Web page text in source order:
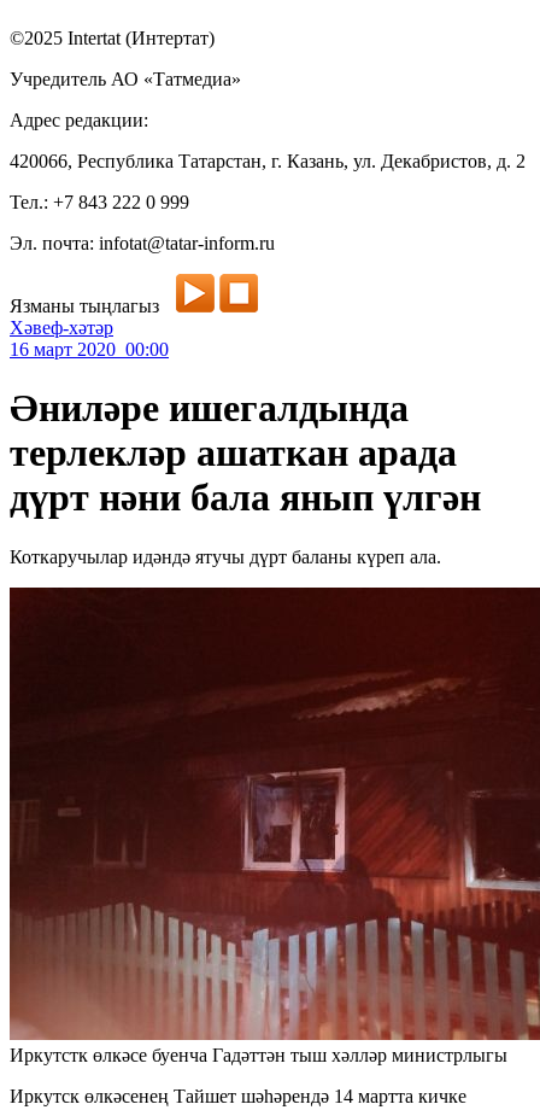
©2025 Intertat (Интертат)
Учредитель АО «Татмедиа»
Адрес редакции:
420066, Республика Татарстан, г. Казань, ул. Декабристов, д. 2
Тел.: +7 843 222 0 999
Эл. почта: infotat@tatar-inform.ru
Язманы тыңлагыз
Хәвеф-хәтәр
16 март 2020 00:00
Әниләре ишегалдында
терлекләр ашаткан арада
дүрт нәни бала янып үлгән
Коткаручылар идәндә ятучы дүрт баланы күреп ала.
Иркутстк өлкәсе буенча Гадәттән тыш хәлләр министрлыгы
Иркутск өлкәсенең Тайшет шәһәрендә 14 мартта кичке